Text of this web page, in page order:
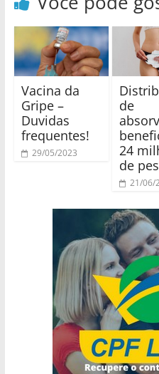
Vacina da
Gripe –
Duvidas
frequentes!
29/05/2023
de
24
de
21/06/